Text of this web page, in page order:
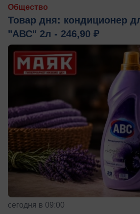
Общество
Товар дня: кондиционер
"АВС" 2л - 246,90 ₽
сегодня в 09:00